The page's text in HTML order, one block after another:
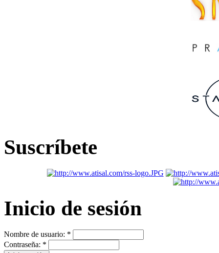
Suscríbete
Inicio de sesión
Nombre de usuario: *
Contraseña: *